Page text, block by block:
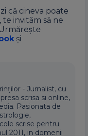
că cineva poate
invităm să ne
și
- Jurnalist, cu
scrisa si online,
Pasionata de
scrise pentru
2011, in domenii